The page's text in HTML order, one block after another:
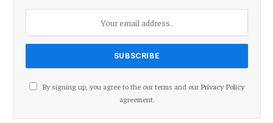
By signing up, you agree to the our terms and our Privacy Policy
agreement.